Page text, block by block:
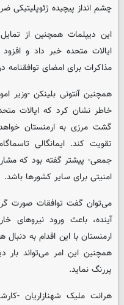
چشم انداز پیچیده ژئوپلیتیکی
این دیپلمات همچنین از
ایالات متحده خبر داد و
مذاکرات برای امضای
همچنین آنتونی بلینکن -وزیر
خاطر نشان کرد که ایالات
گشت مرزی به ارمنستان خواهد
تقویت کند. ایمانگالی
جمعی- پیشتر گفته بود که
امنیتی برای سایر کشورها باشد.
می‌توان گفت توافقات صورت
آینده، باعث ورود نیروهای
ارمنستان با این اقدام به
همچنین این امر می‌تواند بار
پررنگ نماید.
هرانت ملیک شهنازاریان -